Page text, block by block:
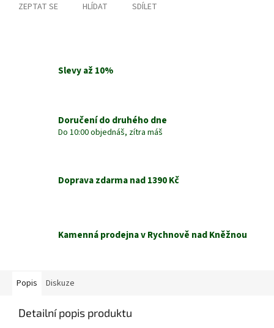
ZEPTAT SE HLÍDAT SDÍLET
Slevy až 10%
Doručení do druhého dne
Do 10:00 objednáš, zítra máš
Doprava zdarma nad 1390 Kč
Kamenná prodejna v Rychnově nad Kněžnou
Popis Diskuze
Detailní popis produktu